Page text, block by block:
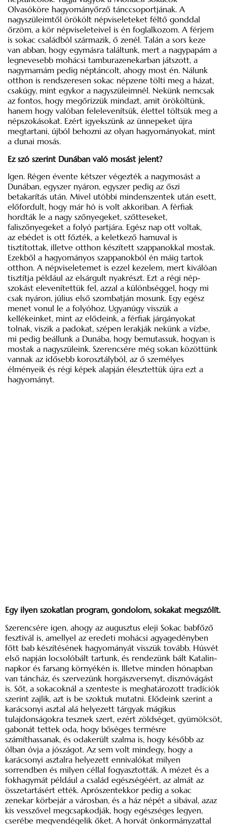
Olvasóköre hagyományőrző tánccsoportjának. A
nagyszüleimtől örökölt népviseleteket féltő gonddal
őrzöm, a kör népviseleteivel is én foglalkozom. A férjem
is sokac családból származik, ő zenél. Talán a sors keze
van abban, hogy egymásra találtunk, mert a nagypapám a
legnevesebb mohácsi tamburazenekarban játszott, a
nagymamám pedig néptáncolt, ahogy most én. Nálunk
otthon is rendszeresen sokac népzene tölti meg a házat,
csakúgy, mint egykor a nagyszüleimnél. Nekünk nemcsak
az fontos, hogy megőrizzük mindazt, amit örököltünk,
hanem hogy valóban felelevenítsük, élettel töltsük meg a
népszokásokat. Ezért igyekszünk az ünnepeket újra
megtartani, újból behozni az olyan hagyományokat, mint
a dunai mosás.
Ez szó szerint Dunában való mosást jelent?
Igen. Régen évente kétszer végezték a nagymosást a
Dunában, egyszer nyáron, egyszer pedig az őszi
betakarítás után. Mivel utóbbi mindenszentek után esett,
előfordult, hogy már hó is volt akkoriban. A férfiak
hordták le a nagy szőnyegeket, szőtteseket,
faliszőnyegeket a folyó partjára. Egész nap ott voltak,
az ebédet is ott főzték, a keletkező hamuval is
tisztítottak, illetve otthon készített szappanokkal mostak.
Ezekből a hagyományos szappanokból én máig tartok
otthon. A népviseletemet is ezzel kezelem, mert kiválóan
tisztítja például az elsárgult nyakrészt. Ezt a régi nép­
szokást elevenítettük fel, azzal a különbséggel, hogy mi
csak nyáron, július első szombatján mosunk. Egy egész
menet vonul le a folyóhoz. Ugyanúgy visszük a
kellékeinket, mint az elődeink, a férfiak járgányokat
tolnak, viszik a padokat, szépen lerakják nekünk a vízbe,
mi pedig beállunk a Dunába, hogy bemutassuk, hogyan is
mostak a nagyszüleink. Szerencsére még sokan közöttünk
vannak az idősebb korosztályból, az ő személyes
élményeik és régi képek alapján élesztettük újra ezt a
hagyományt.
Egy ilyen szokatlan program, gondolom, sokakat megszólít.
Szerencsére igen, ahogy az augusztus eleji Sokac babfőző
fesztivál is, amellyel az eredeti mohácsi agyag­edényben
főtt bab készítésének hagyományát visszük tovább. Húsvét
első napján locsolóbált tartunk, és rendezünk bált Katalin-
napkor és farsang környékén is. Illetve minden hónapban
van táncház, és szervezünk horgászversenyt, disznóvágást
is. Sőt, a sokacoknál a szenteste is meghatározott tradíciók
szerint zajlik, azt is be szoktuk mutatni. Elődeink szerint a
karácsonyi asztal alá helyezett tárgyak mágikus
tulajdonságokra tesznek szert, ezért zöldséget, gyümölcsöt,
gabonát tettek oda, hogy bőséges termésre
számíthassanak, és odakerült szalma is, hogy később az
ólban óvja a jószágot. Az sem volt mindegy, hogy a
karácsonyi asztalra helyezett ennivalókat milyen
sorrendben és milyen céllal fogyasztották. A mézet és a
fokhagymát például a család egészségéért, az almát az
összetartásért ették. Aprószentekkor pedig a sokac
zenekar körbejár a városban, és a ház népét a sibával, azaz
kis vesszővel megcsapkodják, hogy egészséges legyen,
cserébe megvendégelik őket. A horvát önkormányzattal